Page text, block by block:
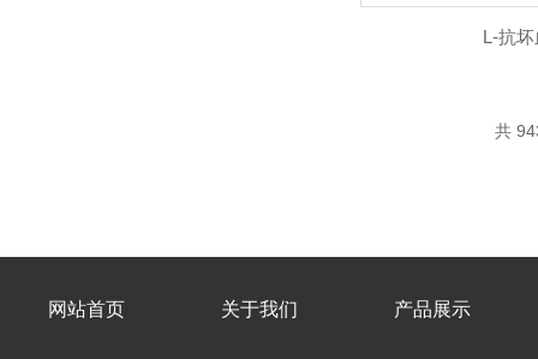
L-抗
共
网站首页 关于我们 产品展示